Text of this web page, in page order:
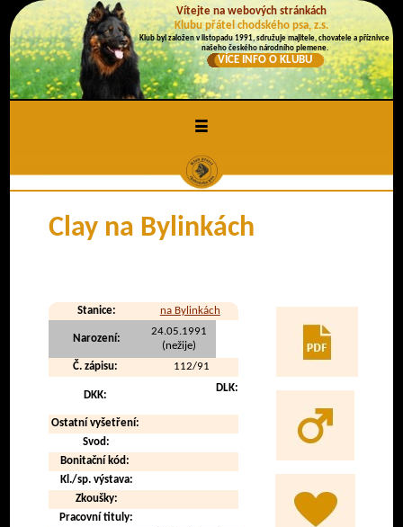
Vítejte na webových stránkách
Klubu přátel chodského psa, z.s.
Klub byl založen v listopadu 1991, sdružuje majitele, chovatele a příznivce
našeho českého národního plemene.
VÍCE INFO O KLUBU
≡
Clay na Bylinkách
Stanice: na Bylinkách
Narození:
24.05.1991
(nežije)
Č. zápisu:
112/91
DKK:
DLK:
Ostatní vyšetření:
Svod:
Bonitační kód:
Kl./sp. výstava:
Zkoušky:
Pracovní tituly: